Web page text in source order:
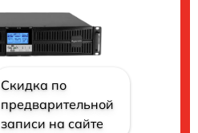
Скидка по
предварительной
записи на сайте